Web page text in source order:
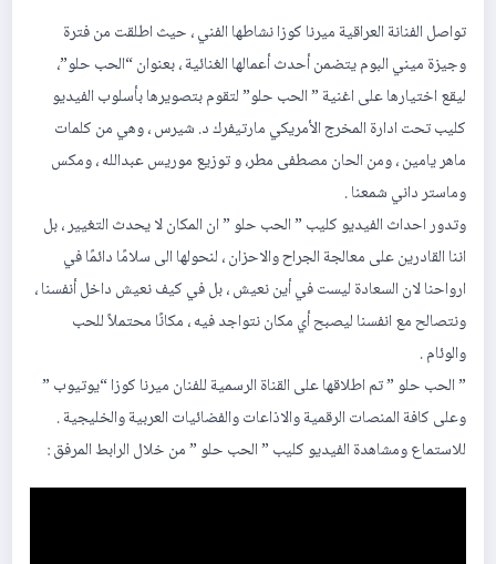
تواصل الفنانة العراقية ميرنا كوزا نشاطها الفني ، حيث اطلقت من فترة
وجيزة ميني البوم يتضمن أحدث أعمالها الغنائية ، بعنوان “الحب حلو”،
ليقع اختيارها على اغنية ” الحب حلو” لتقوم بتصويرها بأسلوب الفيديو
كليب تحت ادارة المخرج الأمريكي مارتيفرك د. شيرس ، وهي من كلمات
ماهر يامين ، ومن الحان مصطفى مطر، و توزيع موريس عبدالله ، ومكس
وماستر داني شمعنا .
وتدور احداث الفيديو كليب ” الحب حلو ” ان المكان لا يحدث التغيير ، بل
اننا القادرين على معالجة الجراح والاحزان ، لنحولها الى سلامًا دائمًا في
ارواحنا لان السعادة ليست في أين نعيش ، بل في كيف نعيش داخل أنفسنا ،
ونتصالح مع انفسنا ليصبح أي مكان نتواجد فيه ، مكانًا محتملاً للحب
والوئام .
” الحب حلو ” تم اطلاقها على القناة الرسمية للفنان ميرنا كوزا “يوتيوب ”
وعلى كافة المنصات الرقمية والاذاعات والفضائيات العربية والخليجية .
للاستماع ومشاهدة الفيديو كليب ” الحب حلو ” من خلال الرابط المرفق :